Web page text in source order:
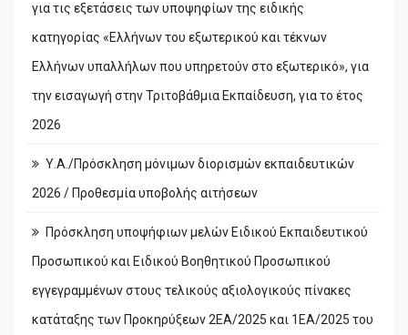
για τις εξετάσεις των υποψηφίων της ειδικής
κατηγορίας «Ελλήνων του εξωτερικού και τέκνων
Ελλήνων υπαλλήλων που υπηρετούν στο εξωτερικό», για
την εισαγωγή στην Τριτοβάθμια Εκπαίδευση, για το έτος
2026
Υ.Α./Πρόσκληση μόνιμων διορισμών εκπαιδευτικών
2026 / Προθεσμία υποβολής αιτήσεων
Πρόσκληση υποψήφιων μελών Ειδικού Εκπαιδευτικού
Προσωπικού και Ειδικού Βοηθητικού Προσωπικού
εγγεγραμμένων στους τελικούς αξιολογικούς πίνακες
κατάταξης των Προκηρύξεων 2ΕΑ/2025 και 1ΕΑ/2025 του